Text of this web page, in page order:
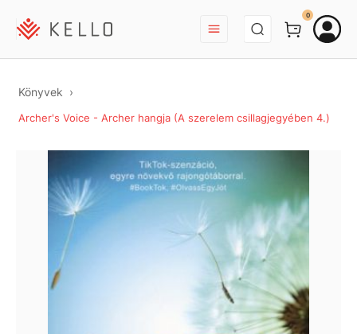
BEJELENTKEZÉS
0
Könyvek
Archer's Voice - Archer hangja (A szerelem csillagjegyében 4.)